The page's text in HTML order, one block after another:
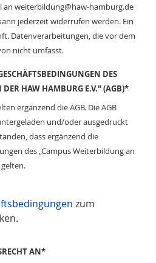
an weiterbildung@haw-hamburg.de
jederzeit widerrufen werden. Ein
Datenverarbeitungen, die vor dem
nicht umfasst.
DES
HAW HAMBURG E.V." (AGB)*
ergänzend die AGB. Die AGB
und/oder ausgedruckt
dass ergänzend die
des „Campus Weiterbildung an
gelten.
zum
AN*